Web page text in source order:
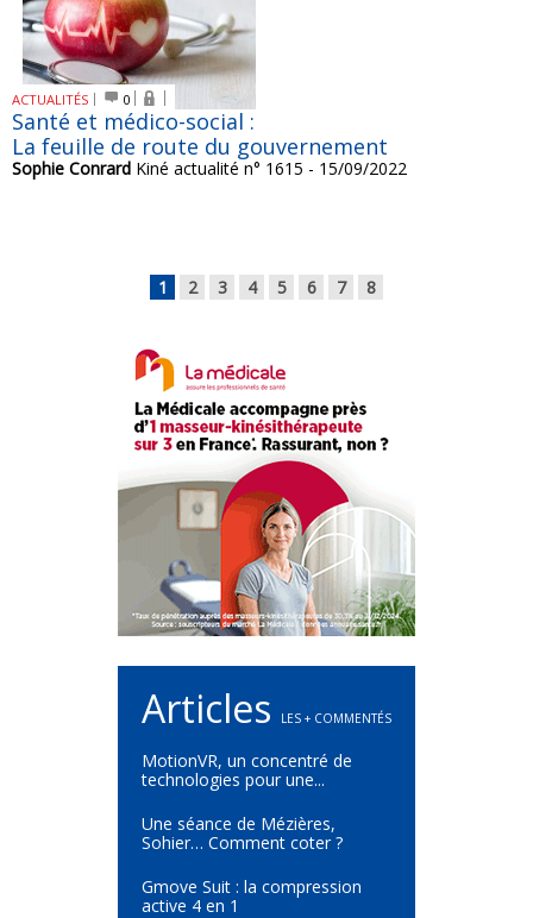
ACTUALITÉS 0
Santé et médico-social :
La feuille de route du gouvernement
Sophie Conrard Kiné actualité n° 1615 - 15/09/2022
1 2 3 4 5 6 7 8
Articles LES + COMMENTÉS
MotionVR, un concentré de
technologies pour une...
Une séance de Mézières,
Sohier… Comment coter ?
Gmove Suit : la compression
active 4 en 1